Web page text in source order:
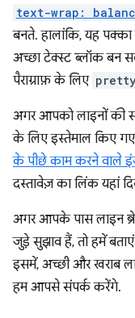
text-wrap:
बनते. हालांकि, यह
अच्छा टेक्स्ट ब्लॉक बन
पैराग्राफ़ के लिए
अगर आपको लाइनों की
के लिए इस्तेमाल किए गए
के पीछे काम करने वाले
दस्तावेज़ का लिंक यहां
अगर आपके पास लाइन
जुड़े सुझाव हैं, तो हमें
इसमें, अच्छी और खराब
हम आपसे संपर्क करेंगे.